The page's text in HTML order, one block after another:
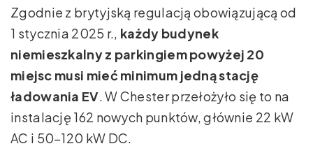
Zgodnie z brytyjską regulacją obowiązującą od
1 stycznia 2025 r., każdy budynek
niemieszkalny z parkingiem powyżej 20
miejsc musi mieć minimum jedną stację
ładowania EV . W Chester przełożyło się to na
instalację 162 nowych punktów, głównie 22 kW
AC i 50–120 kW DC.